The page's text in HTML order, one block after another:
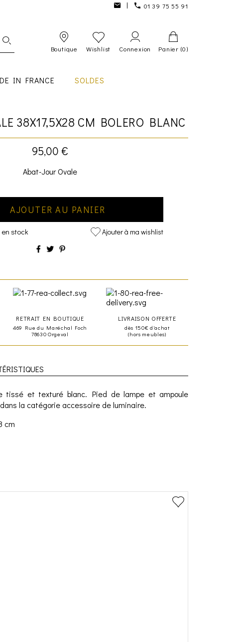
01 39 75 55 91
Boutique Wishlist Connexion Panier (0)
IN FRANCE SOLDES
38X17,5X28 CM BOLERO BLANC
95,00 €
Abat-Jour Ovale
AJOUTER AU PANIER
stock Ajouter à ma wishlist
RETRAIT EN BOUTIQUE
469 Rue du Maréchal Foch
78630 Orgeval
LIVRAISON OFFERTE
dès 150€ d'achat
(hors meubles)
tissé et texturé blanc. Pied de lampe et ampoule
la catégorie accessoire de luminaire.
cm